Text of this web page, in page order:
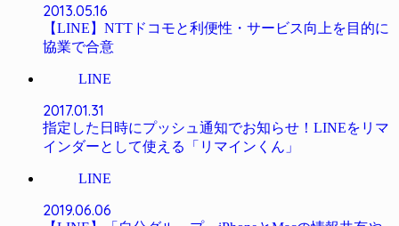
2013.05.16
【LINE】NTTドコモと利便性・サービス向上を目的に
協業で合意
LINE
2017.01.31
指定した日時にプッシュ通知でお知らせ！LINEをリマ
インダーとして使える「リマインくん」
LINE
2019.06.06